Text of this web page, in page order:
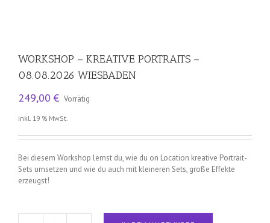
WORKSHOP – KREATIVE PORTRAITS –
08.08.2026 WIESBADEN
249,00 € Vorrätig
inkl. 19 % MwSt.
Bei diesem Workshop lernst du, wie du on Location kreative Portrait-
Sets umsetzen und wie du auch mit kleineren Sets, große Effekte
erzeugst!